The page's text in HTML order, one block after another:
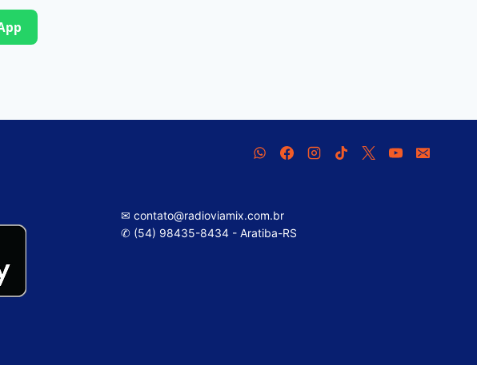
✉ contato@radioviamix.com.br
✆ (54) 98435-8434 - Aratiba-RS